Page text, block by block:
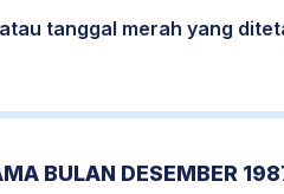
tanggal merah yang
BULAN DESEMBER